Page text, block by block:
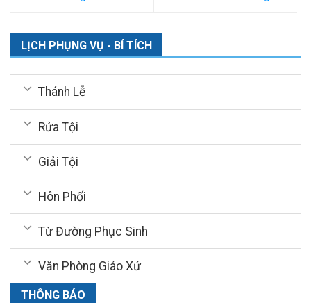
LỊCH PHỤNG VỤ - BÍ TÍCH
Thánh Lễ
Rửa Tội
Giải Tội
Hôn Phối
Từ Đường Phục Sinh
Văn Phòng Giáo Xứ
THÔNG BÁO